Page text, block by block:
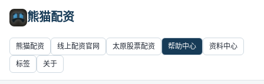
熊猫配资
熊猫配资 线上配资官网 太原股票配资 帮助中心 资料中心
标签 关于